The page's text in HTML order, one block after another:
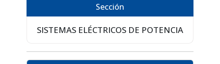
Sección
SISTEMAS ELÉCTRICOS DE POTENCIA